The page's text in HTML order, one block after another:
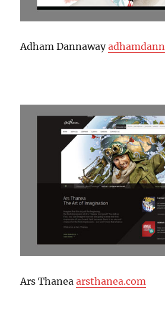
Adham Dannaway
Ars Thaneaarsthanea.com